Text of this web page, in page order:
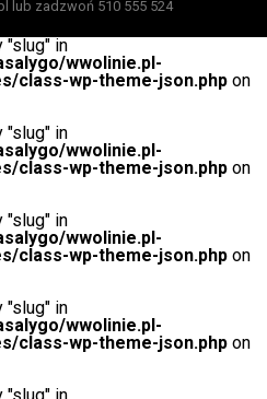
lub zadzwoń 510 555 524
"slug" in
wwolinie.pl-
class-wp-theme-json.php on
"slug" in
wwolinie.pl-
class-wp-theme-json.php on
"slug" in
wwolinie.pl-
class-wp-theme-json.php on
"slug" in
wwolinie.pl-
class-wp-theme-json.php on